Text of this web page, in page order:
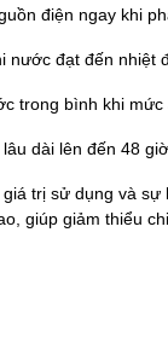
điện ngay khi
nước đạt đến nhiệt
trong bình khi
dài lên đến 48
trị sử dụng và sự
giúp giảm thiểu